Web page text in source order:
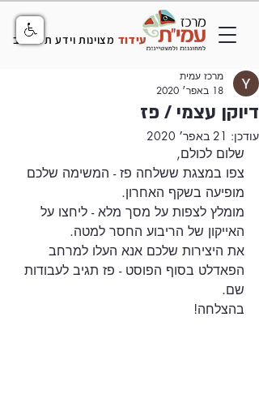
עידוד מצוינות וידע תל אביב
דיוקן עצמי / פז
מרכז עמית
18 באפר׳ 2020
עודכן: 21 באפר׳ 2020
שלום לכולם,
צפו במצגת ששלחה פז - המשימה שלכם
מופיעה בשקף האחרון.
מומלץ לצפות על מסך מלא - ליחצו על
האייקון של הריבוע החסר למטה.
את היצירות שלכם אנא העלו למרחב
הפאדלט בסוף הפוסט - פז תגיב לעבודות
שם.
בהצלחה!